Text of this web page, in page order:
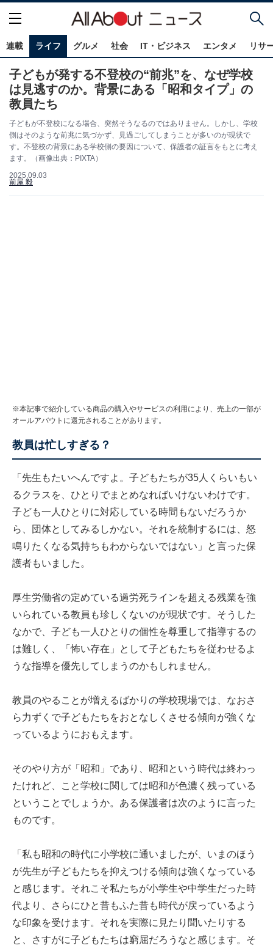
連載 ライフ グルメ 社会 IT・ビジネス エンタメ リサ
子どもが発する不登校の“前兆”を、なぜ学校
は見逃すのか。背景にある「昭和タイプ」の
教員たち
子どもが不登校になる場合、突然そうなるのではありません。しかし、学校
側はそのような前兆に気づかず、見過ごしてしまうことが多いのが現状で
す。不登校の背景にある学校側の要因について、保護者の証言をもとに考え
ます。（画像出典：PIXTA）
2025.09.03
前屋 毅
※本記事で紹介している商品の購入やサービスの利用により、売上の一部が
オールアバウトに還元されることがあります。
教員は忙しすぎる？
「先生もたいへんですよ。子どもたちが35人くらいもい
るクラスを、ひとりでまとめなればいけないわけです。
子ども一人ひとりに対応している時間もないだろうか
ら、団体としてみるしかない。それを統制するには、怒
鳴りたくなる気持ちもわからないではない」と言った保
護者もいました。
厚生労働省の定めている過労死ラインを超える残業を強
いられている教員も珍しくないのが現状です。そうした
なかで、子ども一人ひとりの個性を尊重して指導するの
は難しく、「怖い存在」として子どもたちを従わせるよ
うな指導を優先してしまうのかもしれません。
教員のやることが増えるばかりの学校現場では、なおさ
ら力ずくで子どもたちをおとなしくさせる傾向が強くな
っているようにおもえます。
そのやり方が「昭和」であり、昭和という時代は終わっ
たけれど、こと学校に関しては昭和が色濃く残っている
ということでしょうか。ある保護者は次のように言った
ものです。
「私も昭和の時代に小学校に通いましたが、いまのほう
が先生が子どもたちを抑えつける傾向は強くなっている
と感じます。それこそ私たちが小学生や中学生だった時
代より、さらにひと昔もふた昔も時代が戻っているよう
な印象を受けます。それを実際に見たり聞いたりする
と、さすがに子どもたちは窮屈だろうなと感じます。そ